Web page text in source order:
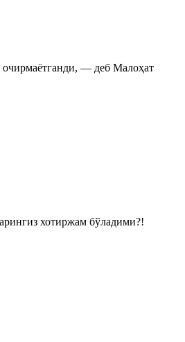
— деб Малоҳат
хотиржам бўладими?!